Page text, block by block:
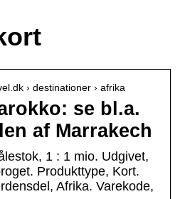
› destinationer › afrika
se bl.a.
af Marrakech
1 : 1 mio. Udgivet,
Produkttype, Kort.
Afrika. Varekode,